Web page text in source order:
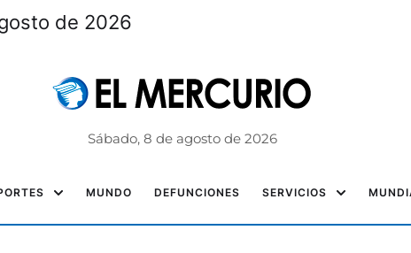
de 2026
Sábado, 8 de agosto de 2026
MUNDO DEFUNCIONES SERVICIOS